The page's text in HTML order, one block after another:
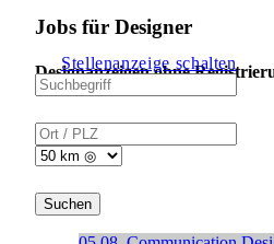
Jobs für Designer
Designanzeigen ohne
Stellenanzeige schalten